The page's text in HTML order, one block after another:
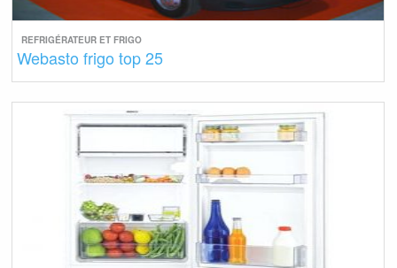
REFRIGÉRATEUR ET FRIGO
Webasto frigo top 25